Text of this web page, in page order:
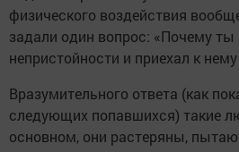
физического воздействия
задали один вопрос: «Почему ты
непристойности и приехал к
Вразумительного ответа (как
следующих попавшихся) такие
основном, они растеряны,